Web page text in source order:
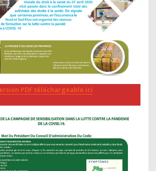
PDF téléchargeable ici